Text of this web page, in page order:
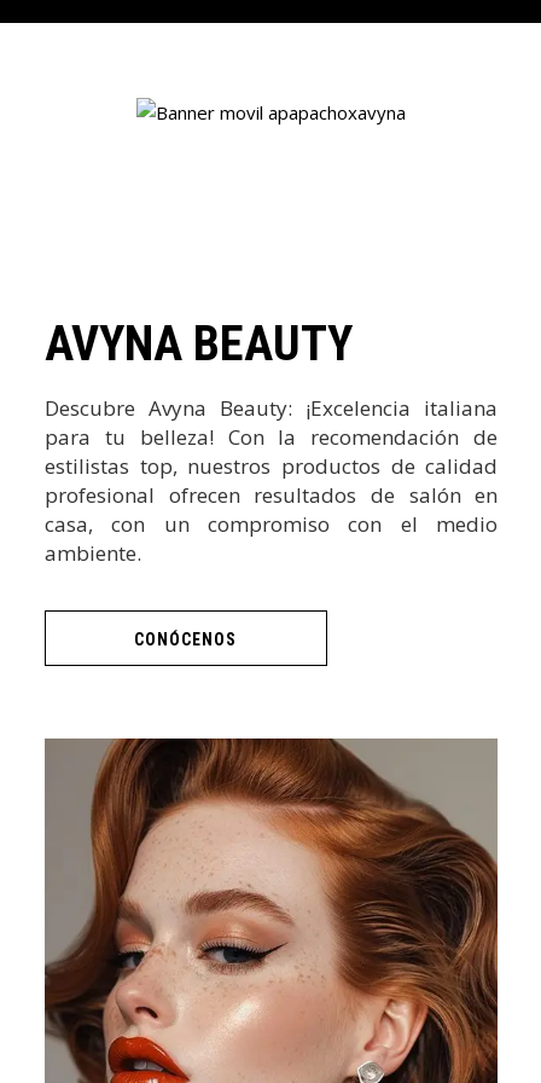
AVYNA BEAUTY
Descubre Avyna Beauty: ¡Excelencia italiana
para tu belleza! Con la recomendación de
estilistas top, nuestros productos de calidad
profesional ofrecen resultados de salón en
casa, con un compromiso con el medio
ambiente.
CONÓCENOS